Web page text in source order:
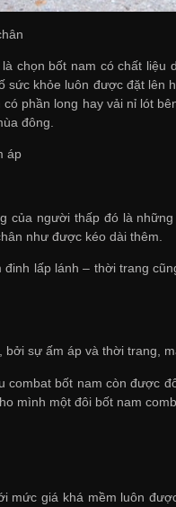
chọn bốt nam có chất
khỏe luôn được đặt lên
phần long hay vải nỉ lót
đông.
áp
người thấp đó là
như được kéo dài thêm.
lấp lánh – thời trang
sự ấm áp và thời trang,
bốt nam còn được
mình một đôi bốt nam
giá khá mềm luôn